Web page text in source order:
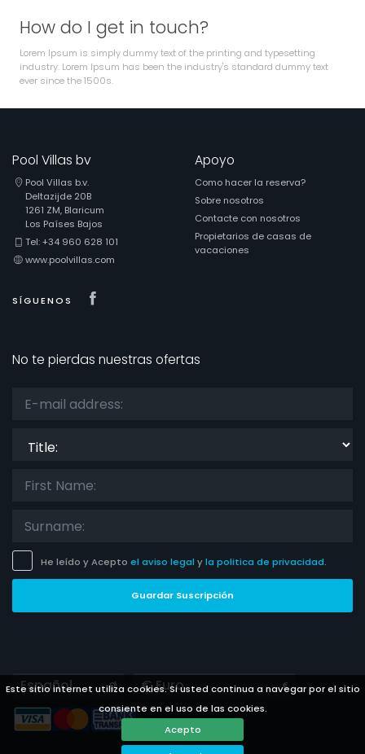
Este sitio internet utiliza cookies. Si usted continua a navegar por el sitio
consiente en el uso de las cookies.
Acepto
How do I get in touch?
Lorem Ipsum is simply dummy text of the printing and typesetting
industry. Lorem Ipsum has been the industry's standard dummy text
ever since the 1500s.
Pool Villas bv
Pool Villas b.v.
Deltazijde 20B
1261 ZM, Blaricum
Los Países Bajos
Tel: +34 960 628 101
www.poolvillas.com
SÍGUENOS
Apoyo
Como hacer la reserva?
Sobre nosotros
Contacte con nosotros
Propietarios de casas de
vacaciones
No te pierdas nuestras ofertas
He leído y Acepto el aviso legal yla politica de privacidad.
Guardar Suscripción
Languages Currencies